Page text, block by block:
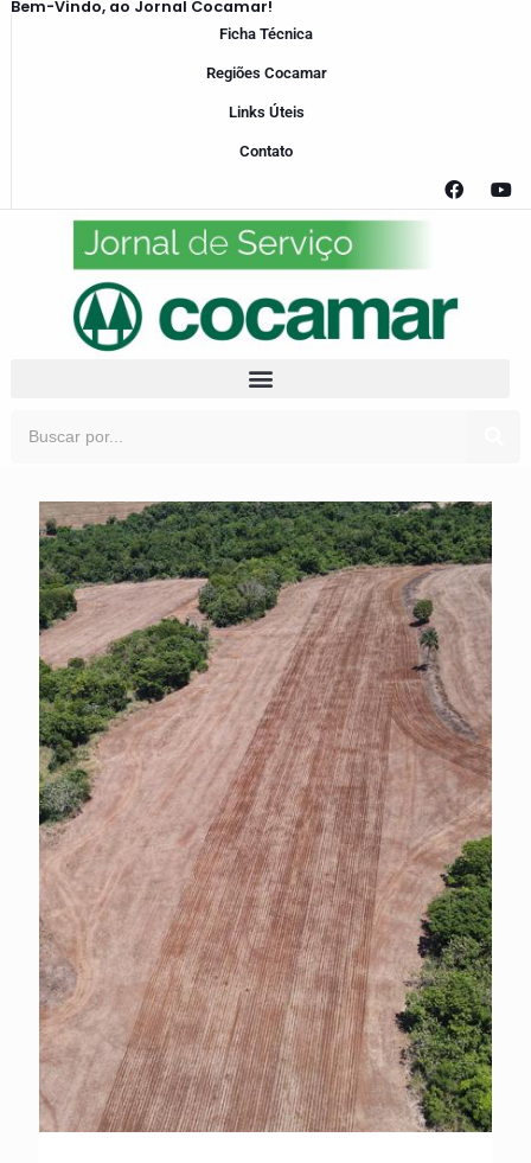
Bem-Vindo, ao Jornal Cocamar!
Ficha Técnica
Regiões Cocamar
Links Úteis
Contato